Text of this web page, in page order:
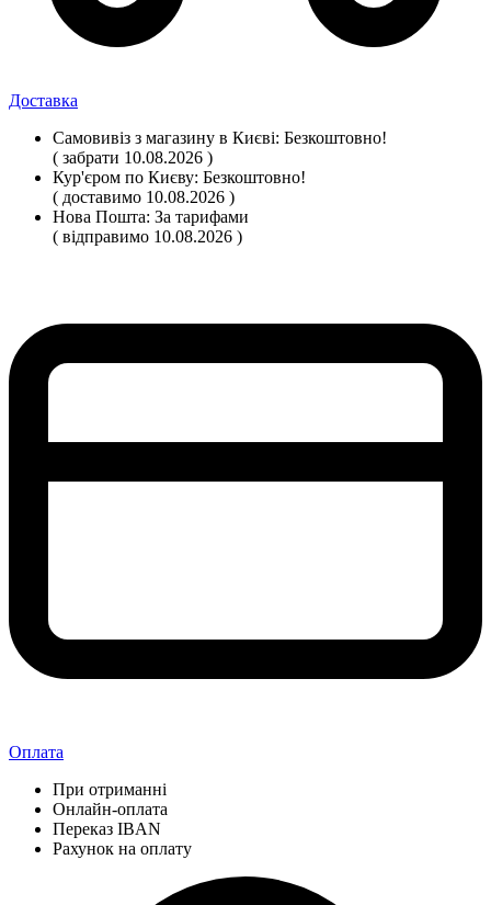
Доставка
Самовивіз з магазину в Києві: Безкоштовно!
( забрати 10.08.2026 )
Кур'єром по Києву: Безкоштовно!
( доставимо 10.08.2026 )
Нова Пошта: За тарифами
( відправимо 10.08.2026 )
Оплата
При отриманні
Онлайн-оплата
Переказ IBAN
Рахунок на оплату